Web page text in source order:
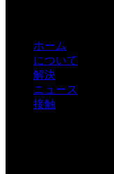
ホーム
について
解決
ニュース
接触